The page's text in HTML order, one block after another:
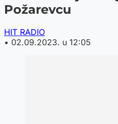
Požarevcu
HIT RADIO
• 02.09.2023. u 12:05